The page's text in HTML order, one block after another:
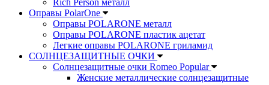
Rich Person металл
Оправы PolarOne
Оправы POLARONE металл
Оправы POLARONE пластик ацетат
Легкие оправы POLARONE гриламид
СОЛНЦЕЗАЩИТНЫЕ ОЧКИ
Солнцезащитные очки Romeo Popular
Женские металлические солнцезащитные